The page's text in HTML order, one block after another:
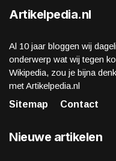
Artikelpedia.nl
Al 10 jaar bloggen wij
onderwerp wat wij tegen
Wikipedia, zou je bijna
met Artikelpedia.nl
Sitemap
Contact
Nieuwe artikelen